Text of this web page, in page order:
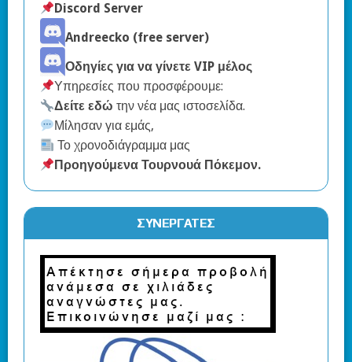
Discord Server
Andreecko (free server)
Οδηγίες για να γίνετε VIP μέλος
Υπηρεσίες που προσφέρουμε:
Δείτε εδώ την νέα μας ιστοσελίδα.
Μίλησαν για εμάς,
Το χρονοδιάγραμμα μας
Προηγούμενα Τουρνουά Πόκεμον.
ΣΥΝΕΡΓΆΤΕΣ